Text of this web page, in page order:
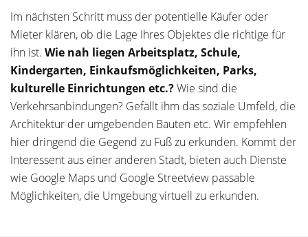
Im nächsten Schritt muss der potentielle Käufer oder
Mieter klären, ob die Lage Ihres Objektes die richtige für
ihn ist. Wie nah liegen Arbeitsplatz, Schule,
Kindergarten, Einkaufsmöglichkeiten, Parks,
kulturelle Einrichtungen etc.?Wie sind die
Verkehrsanbindungen? Gefällt ihm das soziale Umfeld, die
Architektur der umgebenden Bauten etc. Wir empfehlen
hier dringend die Gegend zu Fuß zu erkunden. Kommt der
Interessent aus einer anderen Stadt, bieten auch Dienste
wie Google Maps und Google Streetview passable
Möglichkeiten, die Umgebung virtuell zu erkunden.